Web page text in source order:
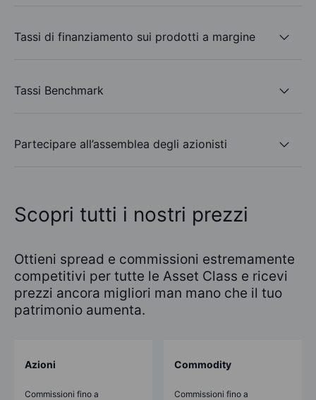
Tassi di finanziamento sui prodotti a margine
Tassi Benchmark
Partecipare all’assemblea degli azionisti
Scopri tutti i nostri prezzi
Ottieni spread e commissioni estremamente
competitivi per tutte le Asset Class e ricevi
prezzi ancora migliori man mano che il tuo
patrimonio aumenta.
Azioni
Commissioni fino a
Commodity
Commissioni fino a